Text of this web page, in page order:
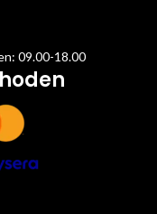
09.00-18.00